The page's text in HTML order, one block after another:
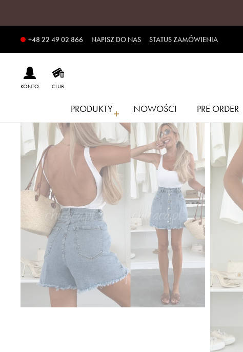
+48 22 49 02 866 NAPISZ DO NAS STATUS ZAMÓWIENIA
KONTO CLUB
PRODUKTY NOWOŚCI PRE ORDER